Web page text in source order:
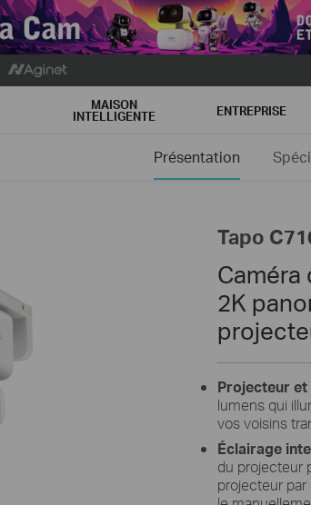
MAISON
INTELLIGENTE ENTREPRISE
Présentation
Tapo
Caméra
2K
Projecteur et
lumens qui
vos voisins
Éclairage
du projecteur
projecteur